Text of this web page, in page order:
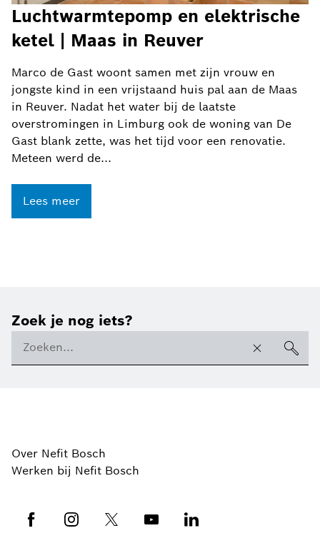
Luchtwarmtepomp en elektrische
ketel | Maas in Reuver
Marco de Gast woont samen met zijn vrouw en
jongste kind in een vrijstaand huis pal aan de Maas
in Reuver. Nadat het water bij de laatste
overstromingen in Limburg ook de woning van De
Gast blank zette, was het tijd voor een renovatie.
Meteen werd de...
Lees meer
Zoek je nog iets?
Over Nefit Bosch
Werken bij Nefit Bosch